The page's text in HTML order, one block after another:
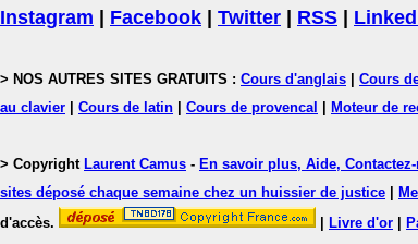
Instagram Facebook Twitter RSS
> NOS AUTRES SITES GRATUITS : Cours d'anglais Cours
au clavier
Cours de latin Cours de provencal Moteur de
> Copyright Laurent Camus - En savoir plus, Aide,
sites déposé chaque semaine chez un huissier de justice
d'accès.
Livre d'or